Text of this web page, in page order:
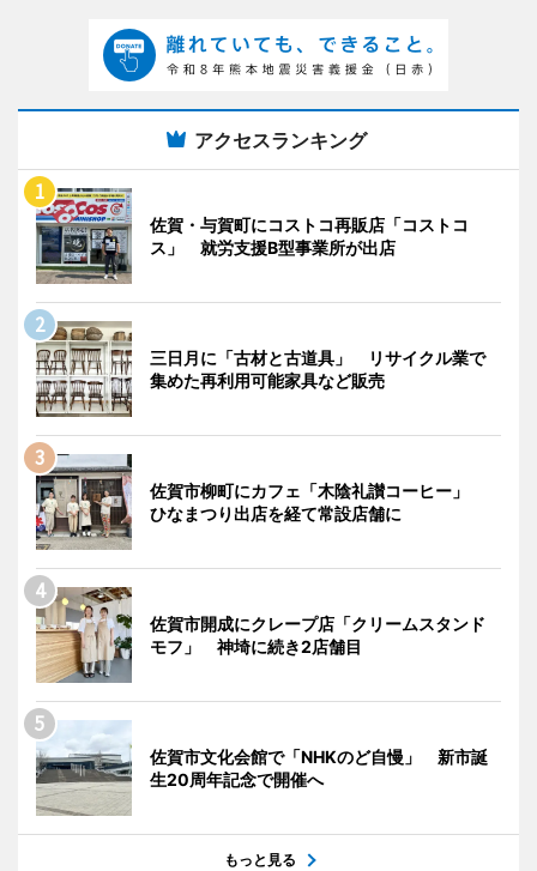
アクセスランキング
佐賀・与賀町にコストコ再販店「コストコ
ス」 就労支援B型事業所が出店
三日月に「古材と古道具」 リサイクル業で
集めた再利用可能家具など販売
佐賀市柳町にカフェ「木陰礼讃コーヒー」
ひなまつり出店を経て常設店舗に
佐賀市開成にクレープ店「クリームスタンド
モフ」 神埼に続き2店舗目
佐賀市文化会館で「NHKのど自慢」 新市誕
生20周年記念で開催へ
もっと見る